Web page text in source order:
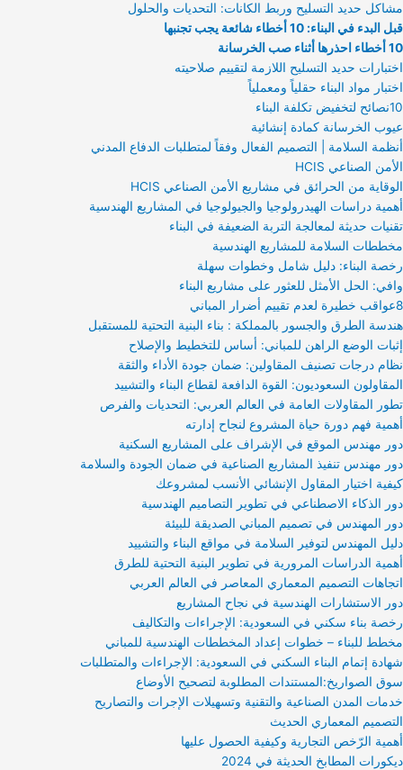
مشاكل حديد التسليح وربط الكانات: التحديات والحلول
قبل البدء في البناء: 10 أخطاء شائعة يجب تجنبها
10 أخطاء احذرها أثناء صب الخرسانة
اختبارات حديد التسليح اللازمة لتقييم صلاحيته
اختبار مواد البناء حقلياً ومعملياً
10نصائح لتخفيض تكلفة البناء
عيوب الخرسانة كمادة إنشائية
أنظمة السلامة | التصميم الفعال وفقاً لمتطلبات الدفاع المدني
الأمن الصناعي HCIS
الوقاية من الحرائق في مشاريع الأمن الصناعي HCIS
أهمية دراسات الهيدرولوجيا والجيولوجيا في المشاريع الهندسية
تقنيات حديثة لمعالجة التربة الضعيفة في البناء
مخططات السلامة للمشاريع الهندسية
رخصة البناء: دليل شامل وخطوات سهلة
وافي: الحل الأمثل للعثور على مشاريع البناء
8عواقب خطيرة لعدم تقييم أضرار المباني
هندسة الطرق والجسور بالمملكة : بناء البنية التحتية للمستقبل
إثبات الوضع الراهن للمباني: أساس للتخطيط والإصلاح
نظام درجات تصنيف المقاولين: ضمان جودة الأداء والثقة
المقاولون السعوديون: القوة الدافعة لقطاع البناء والتشييد
تطور المقاولات العامة في العالم العربي: التحديات والفرص
أهمية فهم دورة حياة المشروع لنجاح إدارته
دور مهندس الموقع في الإشراف على المشاريع السكنية
دور مهندس تنفيذ المشاريع الصناعية في ضمان الجودة والسلامة
كيفية اختيار المقاول الإنشائي الأنسب لمشروعك
دور الذكاء الاصطناعي في تطوير التصاميم الهندسية
دور المهندس في تصميم المباني الصديقة للبيئة
دليل المهندس لتوفير السلامة في مواقع البناء والتشييد
أهمية الدراسات المرورية في تطوير البنية التحتية للطرق
اتجاهات التصميم المعماري المعاصر في العالم العربي
دور الاستشارات الهندسية في نجاح المشاريع
رخصة بناء سكني في السعودية: الإجراءات والتكاليف
مخطط للبناء – خطوات إعداد المخططات الهندسية للمباني
شهادة إتمام البناء السكني في السعودية: الإجراءات والمتطلبات
سوق الصواريخ:المستندات المطلوبة لتصحيح الأوضاع
خدمات المدن الصناعية والتقنية وتسهيلات الإجرات والتصاريح
التصميم المعماري الحديث
أهمية الرّخص التجارية وكيفية الحصول عليها
ديكورات المطابخ الحديثة في 2024